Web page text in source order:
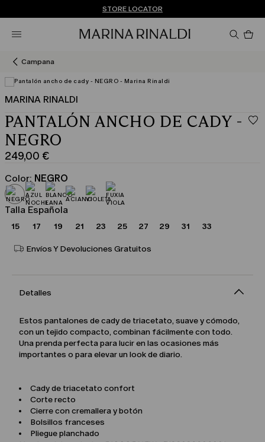
ENVÍO Y DEVOLUCIONES GRATUITOS
¿No tienes una cuenta? REGÍSTRATE AHORA
STORE LOCATOR
Campana
MARINA RINALDI
PANTALÓN ANCHO DE CADY -
NEGRO
249,00 €
Precio
actual
249,00
€
Color: NEGRO
Talla Española
15 17 19 21 23 25 27 29 31 33
Envíos Y Devoluciones Gratuitos
Detalles
Estos pantalones de cady de triacetato, suave y cómodo,
con un tejido compacto, combinan fácilmente con todo.
Una prenda perfecta para lucir en las ocasiones más
importantes o para elevar un look de diario.
Cady de triacetato confort
Corte recto
Cierre con cremallera y botón
Bolsillos franceses
Pliegue planchado